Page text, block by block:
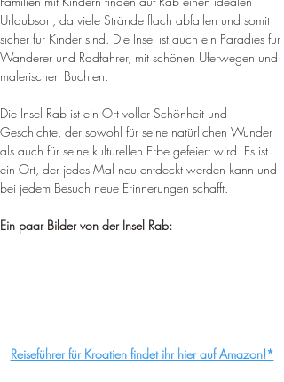
Urlaubsort, da viele Strände flach abfallen und somit
sicher für Kinder sind. Die Insel ist auch ein Paradies für
Wanderer und Radfahrer, mit schönen Uferwegen und
malerischen Buchten.
Die Insel Rab ist ein Ort voller Schönheit und
Geschichte, der sowohl für seine natürlichen Wunder
als auch für seine kulturellen Erbe gefeiert wird. Es ist
ein Ort, der jedes Mal neu entdeckt werden kann und
bei jedem Besuch neue Erinnerungen schafft.
Ein paar Bilder von der Insel Rab:
Reiseführer für Kroatien findet ihr hier auf Amazon!*